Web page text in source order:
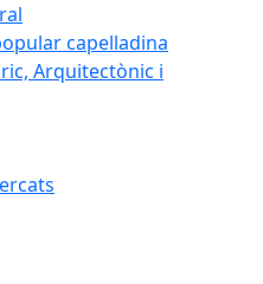
capelladina
Arquitectònic i